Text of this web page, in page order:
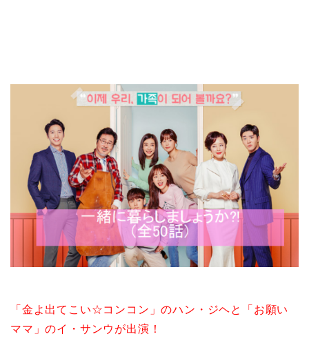
「金よ出てこい☆コンコン」のハン・ジヘと「お願い
ママ」のイ・サンウが出演！